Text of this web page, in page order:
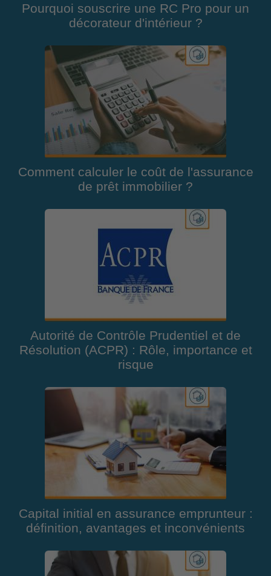
Pourquoi souscrire une RC Pro pour un
décorateur d'intérieur ?
Comment calculer le coût de l'assurance
de prêt immobilier ?
Autorité de Contrôle Prudentiel et de
Résolution (ACPR) : Rôle, importance et
risque
Capital initial en assurance emprunteur :
définition, avantages et inconvénients